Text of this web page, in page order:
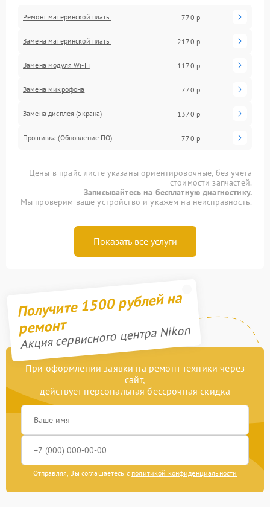
Ремонт материнской платы 770 р
Замена материнской платы 2170 р
Замена модуля Wi-Fi 1170 р
Замена микрофона 770 р
Замена дисплея (экрана) 1370 р
Прошивка (Обновление ПО) 770 р
Цены в прайс-листе указаны ориентировочные, без учета
стоимости запчастей.
Записывайтесь на бесплатную диагностику.
Мы проверим ваше устройство и укажем на неисправность.
Показать все услуги
Получите 1500 рублей на
ремонт
Акция сервисного центра Nikon
При оформлении заявки на ремонт техники через
сайт,
действует персональная бессрочная скидка
Отправляя, Вы соглашаетесь с политикой конфиденциальности